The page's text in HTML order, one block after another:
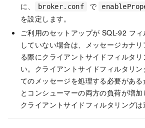
に、
broker.conf で
を設定します。
ご利用のセットアップが SQL-92 フ
していない場合は、メッセージカナ
る際にクライアントサイドフィルタ
い。クライアントサイドフィルタリ
てのメッセージを処理する必要があ
とコンシューマーの両方の負荷が増
クライアントサイドフィルタリングは